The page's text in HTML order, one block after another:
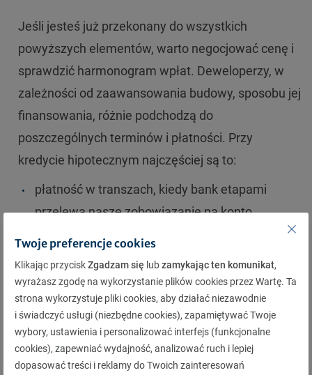
Jeśli jesteś już przekonany do wszystkich
powyższych elementów, warto negocjować cenę i
sprawdzić harmonogram wpłat. Deweloperzy, w
zależności od zaawansowania budowy, sposobu jej
finansowania, różnie podchodzą do
poszczególnych terminów i płatności. Przy
kredycie hipotecznym najczęściej są to:
płatność w transzach, kiedy bank etapami
przelewa nasze zobowiązanie na konto
dniu podpisania umowy wpłacamy
deweloperowi 10% lub 20% wartości
nieruchomości. Resztę dopłacamy po
zakończeniu budowy.
Twoje preferencje cookies
Klikając przyciskZgadzam się lubzamykając ten komunikat,
wyrażasz zgodę na wykorzystanie plików cookies przez Wartę. Ta
strona wykorzystuje pliki cookies, aby działać niezawodnie
i świadczyć usługi (niezbędne cookies), zapamiętywać Twoje
wybory, ustawienia i personalizować interfejs (funkcjonalne
cookies), zapewniać wydajność, analizować ruch i lepiej
dopasować treści i reklamy do Twoich zainteresowań